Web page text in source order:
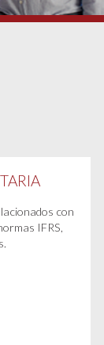
con
IFRS,